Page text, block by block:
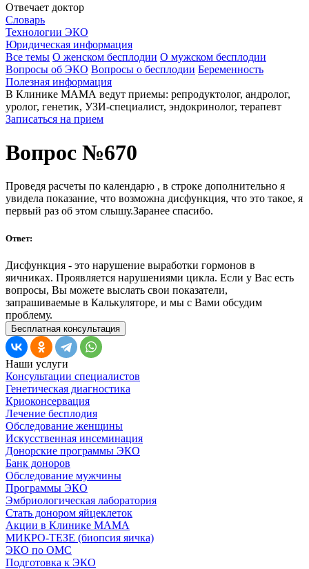
Отвечает доктор
Словарь
Технологии ЭКО
Юридическая информация
Все темы О женском бесплодии О мужском бесплодии
Вопросы об ЭКО Вопросы о бесплодии Беременность
Полезная информация
В Клинике МАМА ведут приемы: репродуктолог, андролог,
уролог, генетик, УЗИ-специалист, эндокринолог, терапевт
Записаться на прием
Вопрос №670
Проведя расчеты по календарю , в строке дополнительно я
увидела показание, что возможна дисфункция, что это такое, я
первый раз об этом слышу.Заранее спасибо.
Ответ:
Дисфункция - это нарушение выработки гормонов в
яичниках. Проявляется нарушениями цикла. Если у Вас есть
вопросы, Вы можете выслать свои показатели,
запрашиваемые в Калькуляторе, и мы с Вами обсудим
проблему.
Бесплатная консультация
Наши услуги
Консультации специалистов
Генетическая диагностика
Криоконсервация
Лечение бесплодия
Обследование женщины
Искусственная инсеминация
Донорские программы ЭКО
Банк доноров
Обследование мужчины
Программы ЭКО
Эмбриологическая лаборатория
Стать донором яйцеклеток
Акции в Клинике МАМА
МИКРО-ТЕЗЕ (биопсия яичка)
ЭКО по ОМС
Подготовка к ЭКО